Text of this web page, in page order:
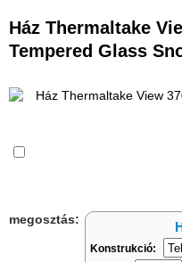
Ház Thermaltake
Tempered Glass
megosztás:
Konstrukció: